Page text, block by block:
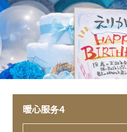
暖心服务4